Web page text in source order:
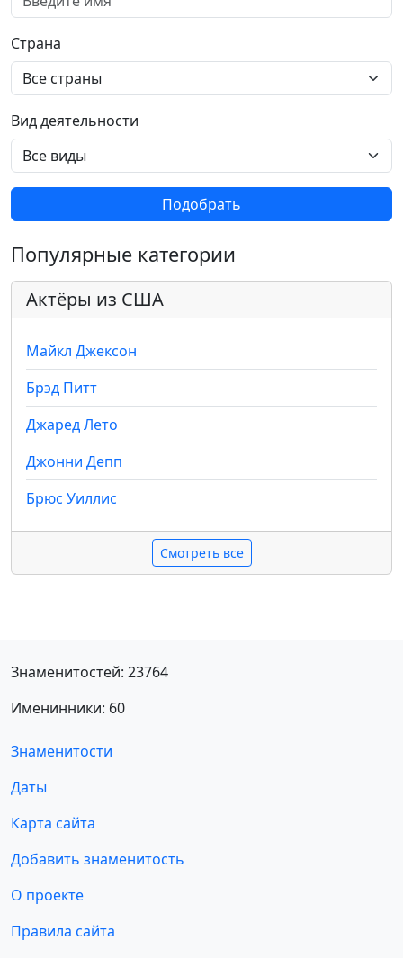
Страна
Вид деятельности
Подобрать
Популярные категории
Актёры из США
Майкл Джексон
Брэд Питт
Джаред Лето
Джонни Депп
Брюс Уиллис
Смотреть все
Знаменитостей: 23764
Именинники: 60
Знаменитости
Даты
Карта сайта
Добавить знаменитость
О проекте
Правила сайта